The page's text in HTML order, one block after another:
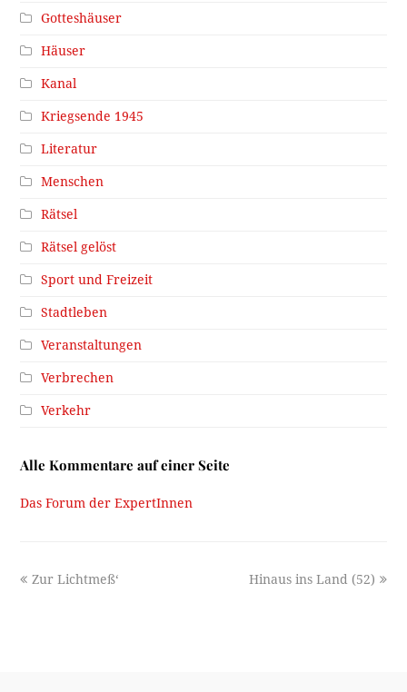
Gotteshäuser
Häuser
Kanal
Kriegsende 1945
Literatur
Menschen
Rätsel
Rätsel gelöst
Sport und Freizeit
Stadtleben
Veranstaltungen
Verbrechen
Verkehr
Alle Kommentare auf einer Seite
Das Forum der ExpertInnen
previous
Zur Lichtmeß‘
next
Hinaus ins Land (52)